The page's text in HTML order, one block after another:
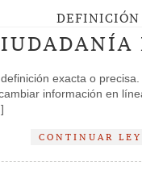
DEFINICIÓN
exacta o
información en
CONTINUAR